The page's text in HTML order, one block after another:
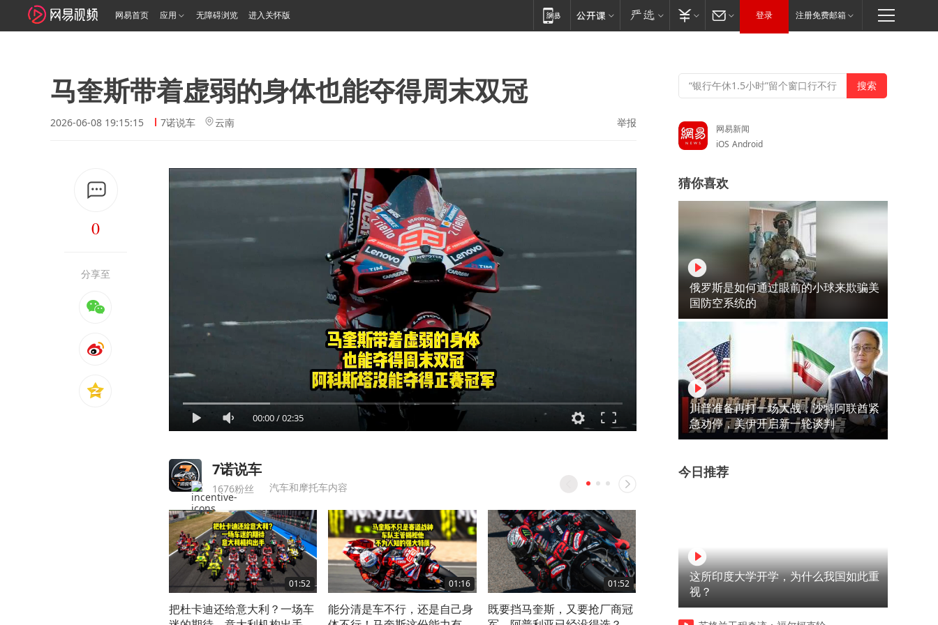
网易首页 应用 无障碍浏览 进入关怀版 登录 注册免费邮箱
马奎斯带着虚弱的身体也能夺得周末双冠
2026-06-08 19:15:15 7诺说车 云南 举报
0
分享至
00:00/02:35
7诺说车
1676粉丝 汽车和摩托车内容
01:52
把杜卡迪还给意大利？一场车
01:16
能分清是车不行，还是自己身
01:52
既要挡马奎斯，又要抢厂商冠
02:30
和大部分同胞背道而驰！马奎
每一台都是孤品！末代
网易新闻
iOS Android
猜你喜欢
俄罗斯是如何通过眼前的小球来欺骗美
国防空系统的
川普准备再打一场大战，沙特阿联酋紧
急劝停，美伊开启新一轮谈判
今日推荐
这所印度大学开学，为什么我国如此重
视？